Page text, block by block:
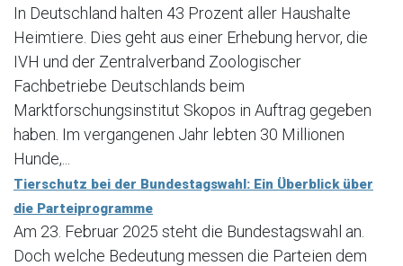
In Deutschland halten 43 Prozent aller Haushalte
Heimtiere. Dies geht aus einer Erhebung hervor, die
IVH und der Zentralverband Zoologischer
Fachbetriebe Deutschlands beim
Marktforschungsinstitut Skopos in Auftrag gegeben
haben. Im vergangenen Jahr lebten 30 Millionen
Hunde,...
Tierschutz bei der Bundestagswahl: Ein Überblick über
die Parteiprogramme
Am 23. Februar 2025 steht die Bundestagswahl an.
Doch welche Bedeutung messen die Parteien dem